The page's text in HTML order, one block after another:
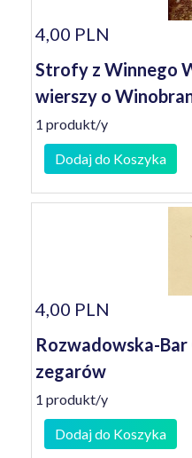
4,00 PLN
Strofy z Winnego
wierszy o
1 produkt/y
Dodaj do Koszyka
4,00 PLN
Rozwadowska-Bar
zegarów
1 produkt/y
Dodaj do Koszyka